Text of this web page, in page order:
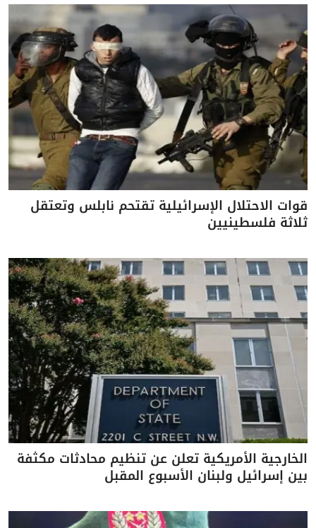
قوات الاحتلال الإسرائيلية تقتحم نابلس وتعتقل
ثلاثة فلسطينيين
الخارجية الأمريكية تعلن عن تنظيم محادثات مكثفة
بين إسرائيل ولبنان الأسبوع المقبل